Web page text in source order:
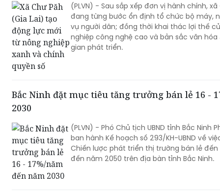
(PLVN) - Sau sắp xếp đơn vị hành chính,
đang từng bước ổn định tổ chức bộ máy,
vụ người dân; đồng thời khai thác lợi thế
nghiệp công nghệ cao và bản sắc văn
gian phát triển.
Bắc Ninh đặt mục tiêu tăng trưởng bán lẻ 16 -
2030
(PLVN) - Phó Chủ tịch UBND tỉnh Bắc Ninh
ban hành Kế hoạch số 293/KH-UBND về
Chiến lược phát triển thị trường bán lẻ
đến năm 2050 trên địa bàn tỉnh Bắc Ninh.